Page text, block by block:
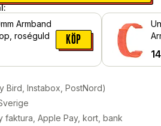
Armband
roséguld
KÖP
Bird, Instabox, PostNord)
faktura, Apple Pay, kort, bank